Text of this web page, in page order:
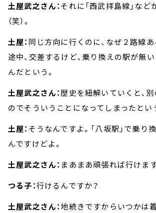
土屋武之さん：それに「西武拝島線」など
（笑）。
土屋： 同じ方向に行くのに、なぜ２路線あ
途中、交差するけど、乗り換えの駅が無
んだという。
土屋武之さん：歴史を紐解いていくと、
のでそういうことになってしまったとい
土屋： そうなんですよ。「八坂駅」で乗り
んですけどよ。
土屋武之さん： まあまあ頑張れば行けます
つる子：行けるんですか？
土屋武之さん：地続きですからいつかは着